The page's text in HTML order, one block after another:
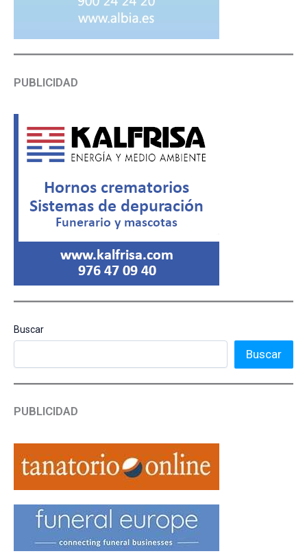
PUBLICIDAD
Buscar
Buscar
PUBLICIDAD